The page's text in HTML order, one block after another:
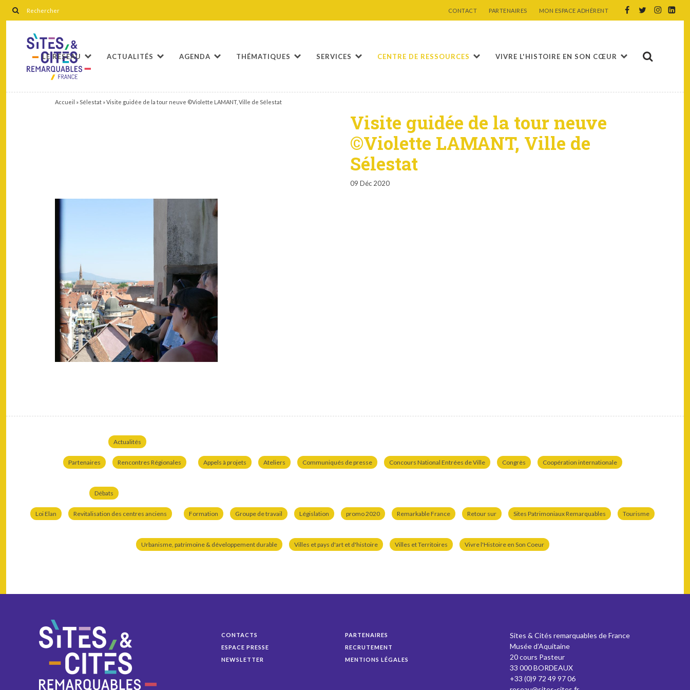
CONTACT PARTENAIRES MON ESPACE ADHÉRENT
LE RÉSEAU ACTUALITÉS AGENDA THÉMATIQUES SERVICES CENTRE DE RESSOURCES VIVRE L'HISTOIRE EN SON CŒUR
Accueil » Sélestat »Visite guidée de la tour neuve ©Violette LAMANT, Ville de Sélestat
Visite guidée de la tour neuve
©Violette LAMANT, Ville de
Sélestat
09 Déc 2020
Actualités
Partenaires Rencontres Régionales Appels à projets Ateliers Communiqués de presse Concours National Entrées de Ville Congrès Coopération internationale
Débats
Loi Elan Revitalisation des centres anciens Formation Groupe de travail Législation promo 2020 Remarkable France Retour sur Sites Patrimoniaux Remarquables Tourisme
Urbanisme, patrimoine & développement durable Villes et pays d'art et d'histoire Villes et Territoires Vivre l'Histoire en Son Coeur
CONTACTS
ESPACE PRESSE
NEWSLETTER
PARTENAIRES
RECRUTEMENT
MENTIONS LÉGALES
Sites & Cités remarquables de France
Musée d’Aquitaine
20 cours Pasteur
33 000 BORDEAUX
+33 (0)9 72 49 97 06